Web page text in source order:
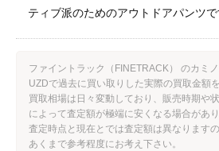
ティブ派のためのアウトドアパンツで
ファイントラック（FINETRACK） のカミ
UZDで過去に買い取りした実際の買取金額
買取相場は日々変動しており、販売時期や
によって査定額が極端に安くなる場合があり
査定時点と現在とでは査定額は異なります
あくまで参考程度にお考え下さい。